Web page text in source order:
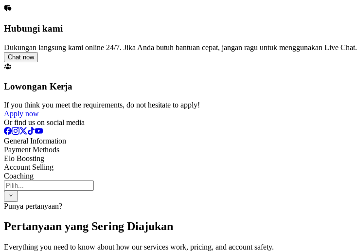
Hubungi kami
Dukungan langsung kami online 24/7. Jika Anda butuh bantuan cepat, jangan ragu untuk menggunakan Live Chat.
Chat now
Lowongan Kerja
If you think you meet the requirements, do not hesitate to apply!
Apply now
Or find us on social media
General Information
Payment Methods
Elo Boosting
Account Selling
Coaching
Punya pertanyaan?
Pertanyaan yang Sering Diajukan
Everything you need to know about how our services work, pricing, and account safety.